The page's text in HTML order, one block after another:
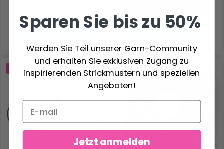
Alle Optionen ansehen
19% Rabatt
Sparen Sie bis zu 50%
Werden Sie Teil unserer Garn-Community
und erhalten Sie exklusiven Zugang zu
inspirierenden Strickmustern und speziellen
Angeboten!
Jetzt anmelden